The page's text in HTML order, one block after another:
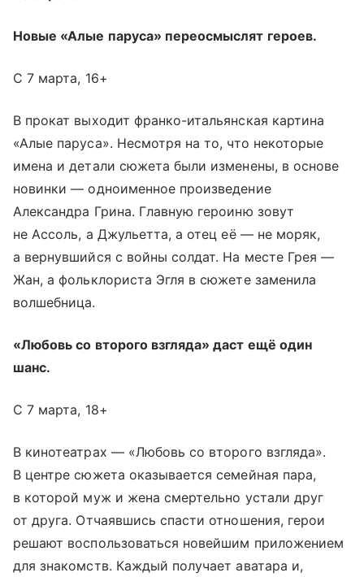
Новые «Алые паруса» переосмыслят героев.
С 7 марта, 16+
В прокат выходит франко-итальянская картина
«Алые паруса». Несмотря на то, что некоторые
имена и детали сюжета были изменены, в основе
новинки — одноименное произведение
Александра Грина. Главную героиню зовут
не Ассоль, а Джульетта, а отец её — не моряк,
а вернувшийся с войны солдат. На месте Грея —
Жан, а фольклориста Эгля в сюжете заменила
волшебница.
«Любовь со второго взгляда» даст ещё один
шанс.
С 7 марта, 18+
В кинотеатрах — «Любовь со второго взгляда».
В центре сюжета оказывается семейная пара,
в которой муж и жена смертельно устали друг
от друга. Отчаявшись спасти отношения, герои
решают воспользоваться новейшим приложением
для знакомств. Каждый получает аватара и,